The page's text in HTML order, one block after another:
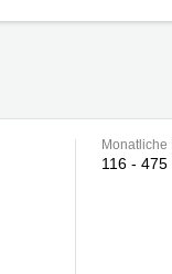
Monatliche
116 - 475